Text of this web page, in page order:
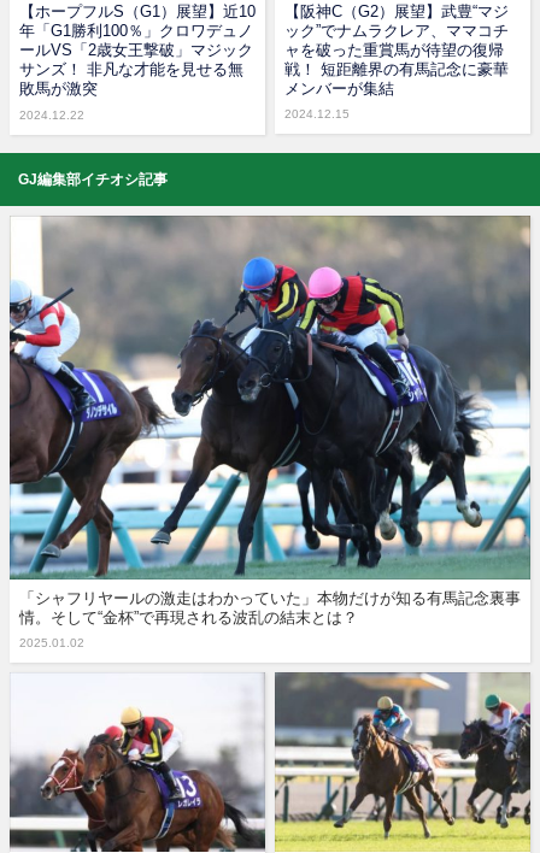
【ホープフルS（G1）展望】近10
年「G1勝利100％」クロワデュノ
ールVS「2歳女王撃破」マジック
サンズ！ 非凡な才能を見せる無
敗馬が激突
2024.12.22
【阪神C（G2）展望】武豊“マジ
ック”でナムラクレア、ママコチ
ャを破った重賞馬が待望の復帰
戦！ 短距離界の有馬記念に豪華
メンバーが集結
2024.12.15
GJ編集部イチオシ記事
「シャフリヤールの激走はわかっていた」本物だけが知る有馬記念裏事
情。そして“金杯”で再現される波乱の結末とは？
2025.01.02